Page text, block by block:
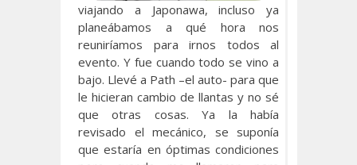
viajando a Japonawa, incluso ya
planeábamos a qué hora nos
reuniríamos para irnos todos al
evento. Y fue cuando todo se vino a
bajo. Llevé a Path –el auto- para que
le hicieran cambio de llantas y no sé
que otras cosas. Ya la había
revisado el mecánico, se suponía
que estaría en óptimas condiciones